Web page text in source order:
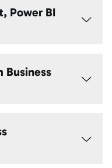
Power BI
Business